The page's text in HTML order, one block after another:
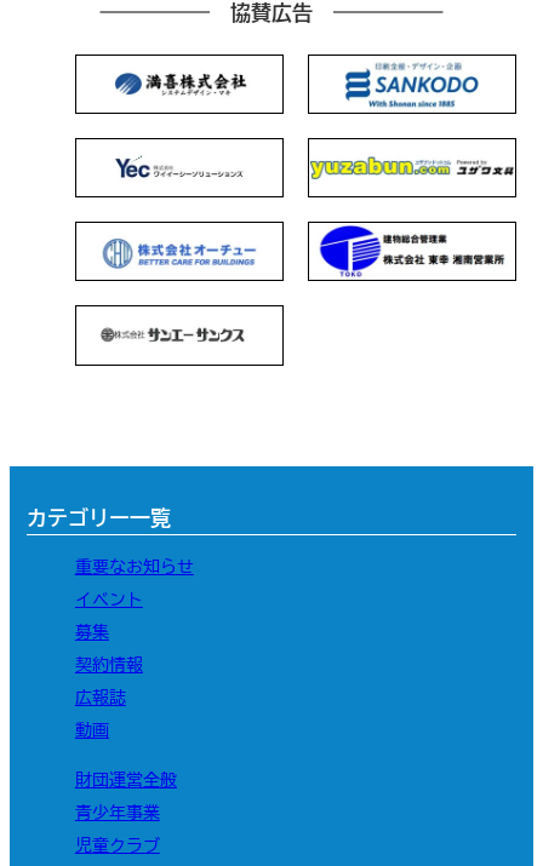
協賛広告
カテゴリー一覧
重要なお知らせ
イベント
募集
契約情報
広報誌
動画
財団運営全般
青少年事業
児童クラブ